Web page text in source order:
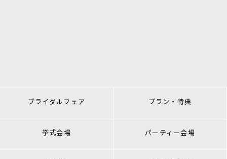
ブライダルフェア プラン・特典
挙式会場 パーティー会場